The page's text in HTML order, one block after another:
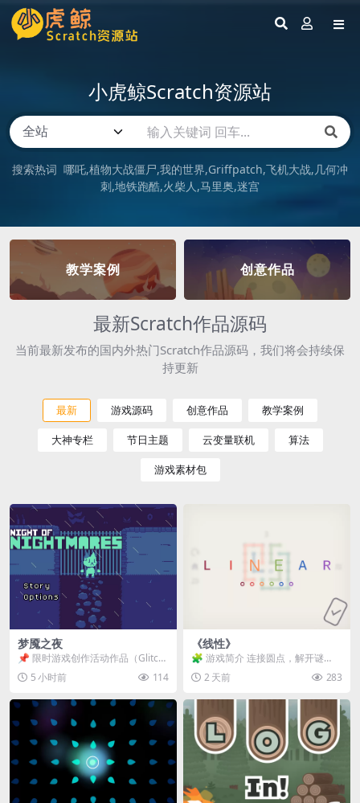
小虎鲸Scratch资源站
搜索热词 哪吒 植物大战僵尸 我的世界 Griffpatch 飞机大战 几何冲
刺 地铁跑酷 火柴人 马里奥 迷宫
教学案例 创意作品
最新Scratch作品源码
当前最新发布的国内外热门Scratch作品源码，我们将会持续保
持更新
最新 游戏源码 创意作品 教学案例
大神专栏 节日主题 云变量联机 算法
游戏素材包
梦魇之夜
📌 限时游戏创作活动作品（Glitch
Game Jam） 📖 故事背景 怪物四...
5 小时前 114
《线性》
🧩 游戏简介 连接圆点，解开谜
题。 ⚠️ 重要提示 所有关卡均可通
关，请确保使用...
2 天前 283